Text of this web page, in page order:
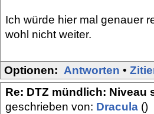
Ich würde hier mal genauer
wohl nicht weiter.
Optionen: Antworten •
Re: DTZ mündlich:
geschrieben von: Dracula ()